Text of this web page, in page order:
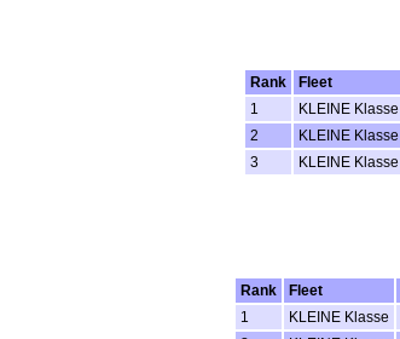
Rank
Fleet
1
KLEINE Klasse
2
KLEINE Klasse
3
KLEINE Klasse
Rank
Fleet
1
KLEINE Klasse